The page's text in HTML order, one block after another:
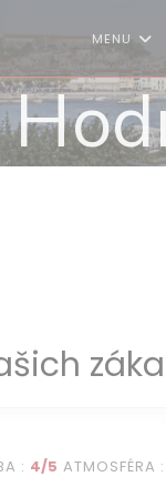
MENU
: 4/5 ATMOSFÉRA :